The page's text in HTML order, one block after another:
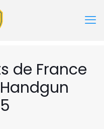
de France